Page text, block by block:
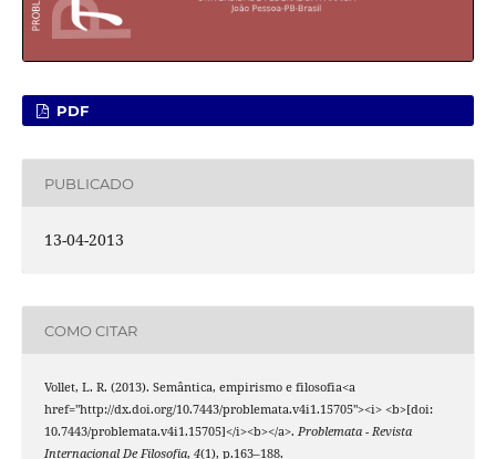
PDF
PUBLICADO
13-04-2013
COMO CITAR
Vollet, L. R. (2013). Semântica, empirismo e filosofia<a
href="http://dx.doi.org/10.7443/problemata.v4i1.15705"><i> <b>[doi:
10.7443/problemata.v4i1.15705]</i><b></a>. Problemata - Revista
Internacional De Filosofia, 4(1), p.163–188.